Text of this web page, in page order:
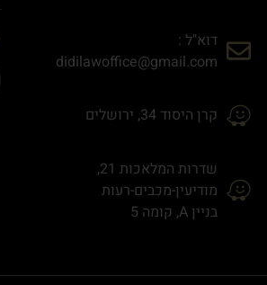
דוא"ל :
didilawoffice@gmail.com
קרן היסוד 34, ירושלים
שדרות המלאכות 21,
מודיעין-מכבים-רעות
בניין A, קומה 5